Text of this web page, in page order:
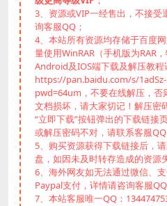
3、资源或VIP一经售出，不接受
询客服QQ；
4、本站所有资源均存储于百度
量使用WinRAR（手机版为RAR
Android及IOS端下载及解压教程
https://pan.baidu.com/s/1adSz-
pwd=64um，不要在线解压，否
文档损坏，请大家切记！解压密
“立即下载”按钮弹出的下载链接
或解压密码不对，请联系客服QQ
5、购买资源获得下载链接后，
盘，如因未及时转存造成的资源
6、海外网友如无法通过微信、
Paypal支付，详情请咨询客服QQ
7、本站客服唯一QQ：